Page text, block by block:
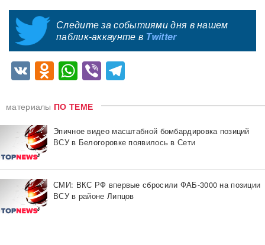
Следите за событиями дня в нашем
паблик-аккаунте в Twitter
VKOdnoklassniki
WhatsApp
Viber
материалы ПО ТЕМЕ
Эпичное видео масштабной бомбардировка позиций
ВСУ в Белогоровке появилось в Сети
СМИ: ВКС РФ впервые сбросили ФАБ-3000 на позиции
ВСУ в районе Липцов